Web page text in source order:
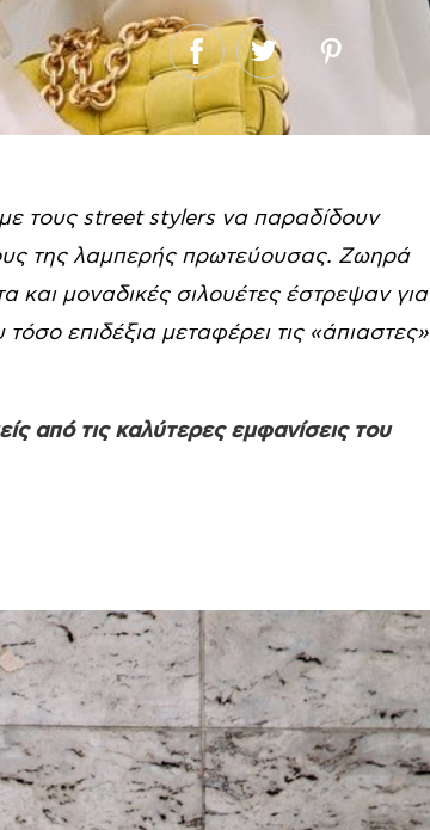
τους street stylers να παραδίδουν
της λαμπερής πρωτεύουσας. Ζωηρά
και μοναδικές σιλουέτες έστρεψαν για
τόσο επιδέξια μεταφέρει τις «άπιαστες»
από τις καλύτερες εμφανίσεις του